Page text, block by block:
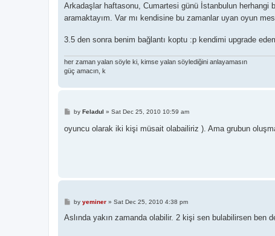
s
Arkadaşlar haftasonu, Cumartesi günü İstanbulun
aramaktayım. Var mı kendisine bu zamanlar uyan oyun
3.5 den sonra benim bağlantı koptu :p kendimi upgrade
her zaman yalan söyle ki, kimse yalan söylediğini anlayamasın
güç amacın, k
P
t
by Feladul » Sat Dec 25, 2010 10:59 am
oyuncu olarak iki kişi müsait olabailiriz ). Ama grubun
P
s
by yeminer» Sat Dec 25, 2010 4:38 pm
Aslında yakın zamanda olabilir. 2 kişi sen bulabilirsen ben